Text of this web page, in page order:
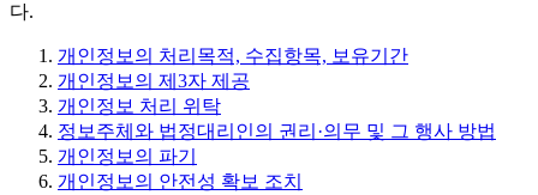
다.
개인정보의 처리목적, 수집항목, 보유기간
개인정보의 제3자 제공
개인정보 처리 위탁
정보주체와 법정대리인의 권리·의무 및 그 행사 방법
개인정보의 파기
개인정보의 안전성 확보 조치